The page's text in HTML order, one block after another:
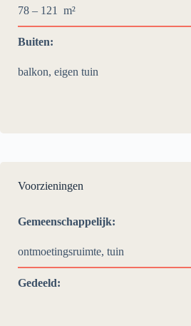
78 – 121 m²
Buiten:
balkon, eigen tuin
Voorzieningen
Gemeenschappelijk:
ontmoetingsruimte, tuin
Gedeeld: